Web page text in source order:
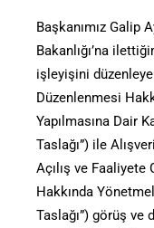
Başkanımız Galip
Bakanlığı’na
işleyişini
Düzenlenmesi
Yapılmasına Dair
Taslağı”) ile
Açılış ve
Hakkında
Taslağı”) görüş